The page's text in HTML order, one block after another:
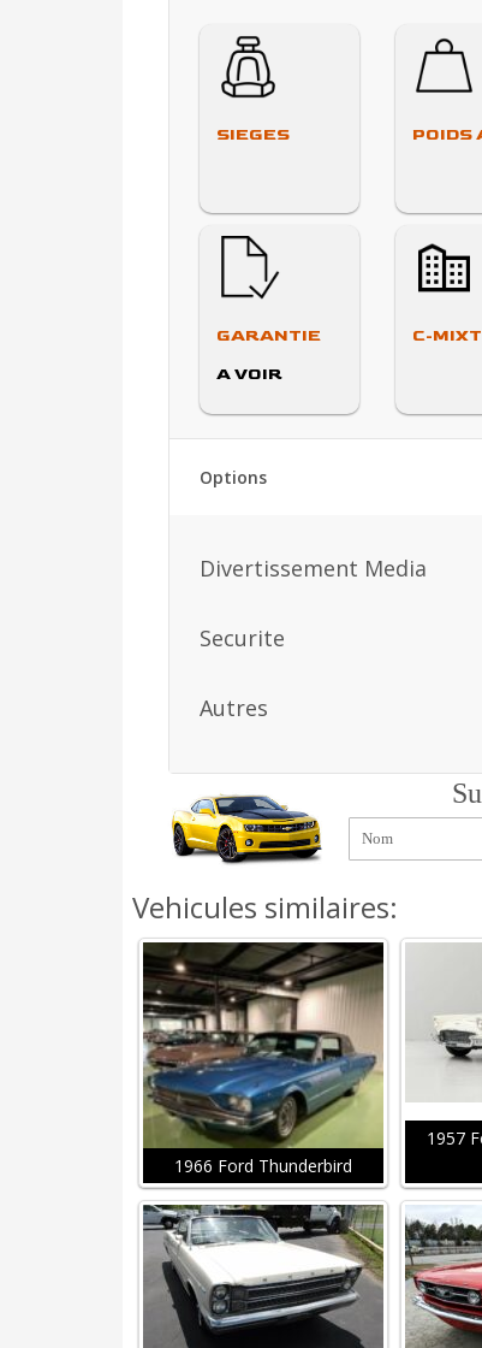
SIEGES
GARANTIE
A VOIR
POIDS
C-
Options
Divertissement Media
Securite
Autres
Vehicules similaires:
1966 Ford Thunderbird
1957